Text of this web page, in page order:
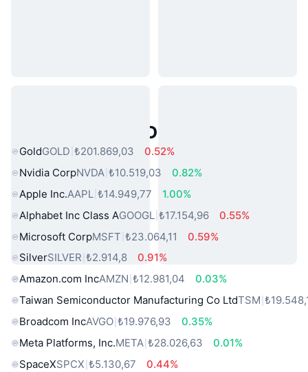
Popüler Gerçek Dünya Varlıkları
GoldGOLD ₺201.869,03
0.52%
Nvidia CorpNVDA ₺10.519,03
0.82%
Apple Inc.AAPL ₺14.949,77
1.00%
Alphabet Inc Class AGOOGL ₺17.154,96
0.55%
Microsoft CorpMSFT ₺23.064,11
0.59%
SilverSILVER ₺2.914,8
0.91%
Amazon.com IncAMZN ₺12.981,04
0.03%
Taiwan Semiconductor Manufacturing Co LtdTSM
Broadcom IncAVGO ₺19.976,93
0.35%
Meta Platforms, Inc.META ₺28.026,63
0.01%
SpaceXSPCX ₺5.130,67
0.44%